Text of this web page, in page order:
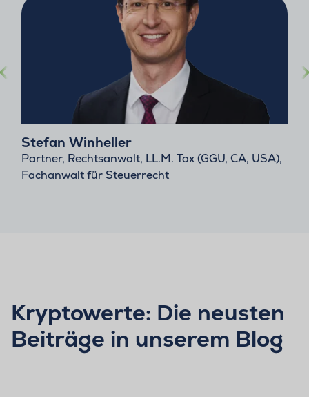
Stefan Winheller
Partner, Rechtsanwalt, LL.M. Tax (GGU, CA, USA),
Fachanwalt für Steuerrecht
Kryptowerte: Die neusten
Beiträge in unserem Blog